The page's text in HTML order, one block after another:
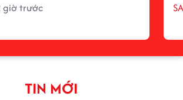
giờ trước
TIN MỚI